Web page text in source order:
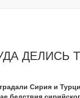
ДЕЛИСЬ
Сирия и